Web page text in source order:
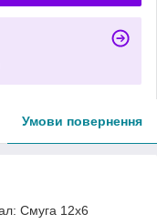
Умови повернення
Смуга 12х6